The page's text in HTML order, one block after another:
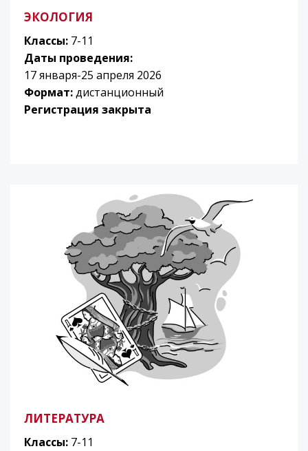
ЭКОЛОГИЯ
Классы: 7-11
Даты проведения:
17 января-25 апреля 2026
Формат:дистанционный
Регистрация закрыта
ЛИТЕРАТУРА
Классы: 7-11